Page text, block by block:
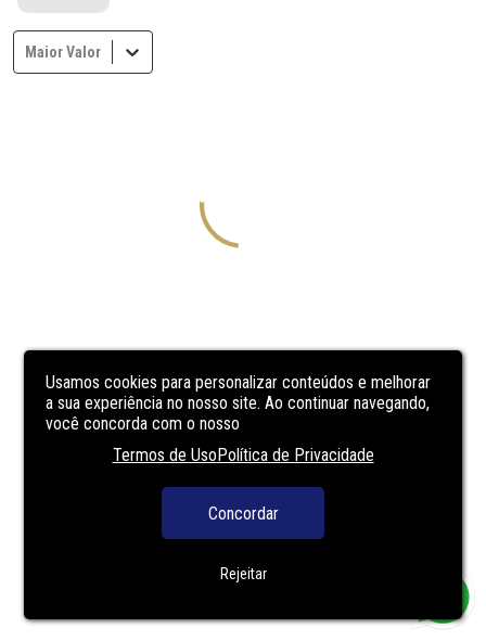
Usamos cookies para personalizar conteúdos e melhorar
a sua experiência no nosso site. Ao continuar navegando,
você concorda com o nosso
Termos de UsoPolítica de Privacidade
Concordar
Rejeitar
Maior Valor